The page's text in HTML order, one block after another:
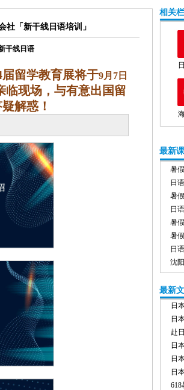
社「新干线日语培训」
干线日语
届留学教育展将于9月7日
临现场，与有意出国留
解惑！
相关
最新
暑
日
暑
日
暑
暑
日
沈
最新
日
日
赴
日
日
日
618